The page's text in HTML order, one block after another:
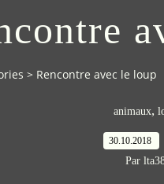
> Rencontre avec le loup
animaux,
30.10.2018
Par